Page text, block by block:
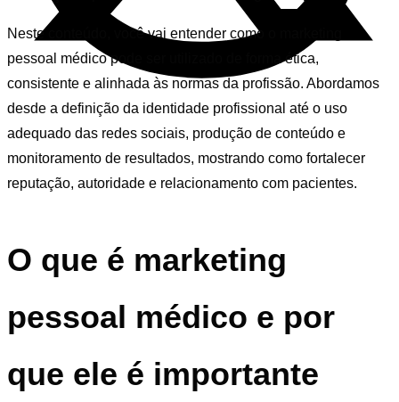
Neste conteúdo, você vai entender como o marketing
pessoal médico pode ser utilizado de forma ética,
consistente e alinhada às normas da profissão. Abordamos
desde a definição da identidade profissional até o uso
adequado das redes sociais, produção de conteúdo e
monitoramento de resultados, mostrando como fortalecer
reputação, autoridade e relacionamento com pacientes.
O que é marketing
pessoal médico e por
que ele é importante